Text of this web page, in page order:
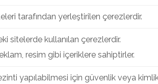
tarafından yerleştirilen çerezlerdir.
sitelerde kullanılan çerezlerdir.
resim gibi içeriklere sahiptirler.
yapılabilmesi için güvenlik veya